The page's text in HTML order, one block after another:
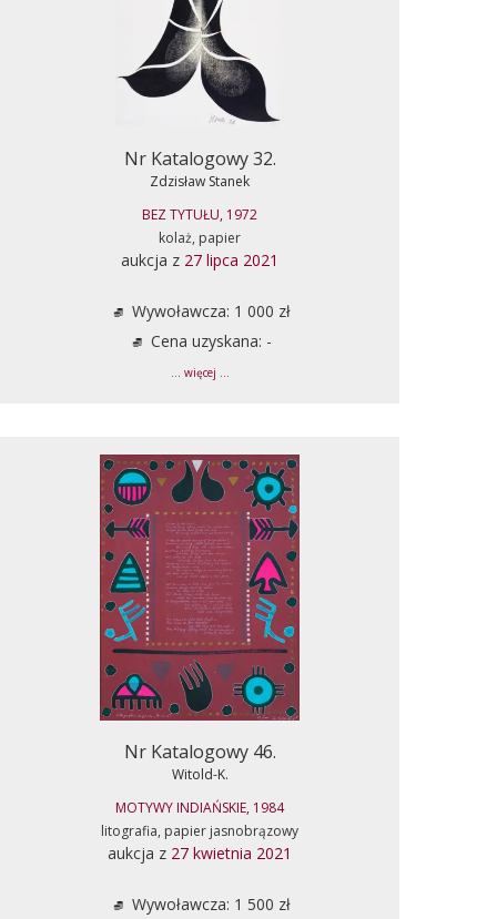
Nr Katalogowy 32.
Zdzisław Stanek
BEZ TYTUŁU, 1972
kolaż, papier
aukcja z 27 lipca 2021
Wywoławcza: 1 000 zł
Cena uzyskana: -
... więcej ...
Nr Katalogowy 46.
Witold-K.
MOTYWY INDIAŃSKIE, 1984
litografia, papier jasnobrązowy
aukcja z 27 kwietnia 2021
Wywoławcza: 1 500 zł